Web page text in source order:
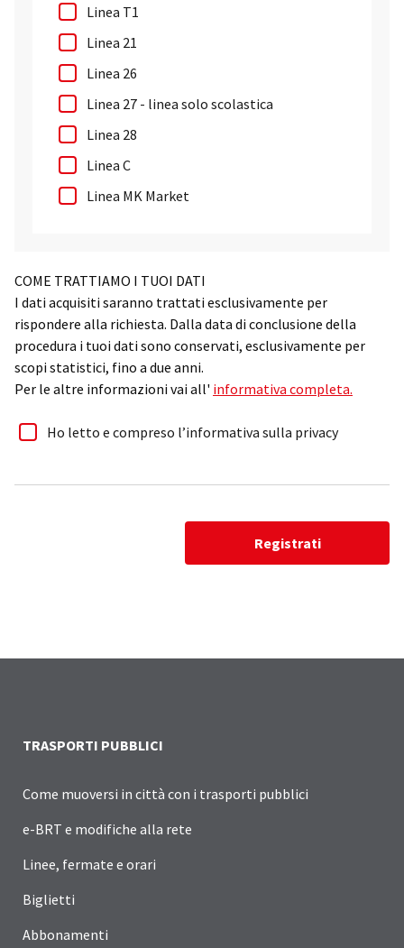
Linea T1
Linea 21
Linea 26
Linea 27 - linea solo scolastica
Linea 28
Linea C
Linea MK Market
COME TRATTIAMO I TUOI DATI
I dati acquisiti saranno trattati esclusivamente per
rispondere alla richiesta. Dalla data di conclusione della
procedura i tuoi dati sono conservati, esclusivamente per
scopi statistici, fino a due anni.
Per le altre informazioni vai all' informativa completa.
Ho letto e compreso l’informativa sulla privacy
Registrati
TRASPORTI PUBBLICI
Come muoversi in città con i trasporti pubblici
e-BRT e modifiche alla rete
Linee, fermate e orari
Biglietti
Abbonamenti